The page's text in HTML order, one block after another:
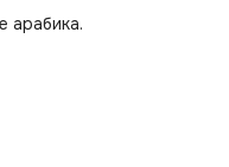
арабика.